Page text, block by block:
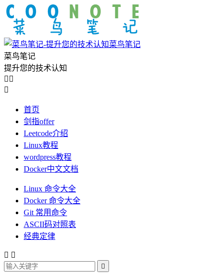
菜鸟笔记
菜鸟笔记
提升您的技术认知
 

首页
剑指offer
Leetcode介绍
Linux教程
wordpress教程
Docker中文文档
Linux 命令大全
Docker 命令大全
Git 常用命令
ASCII码对照表
经典定律
 
